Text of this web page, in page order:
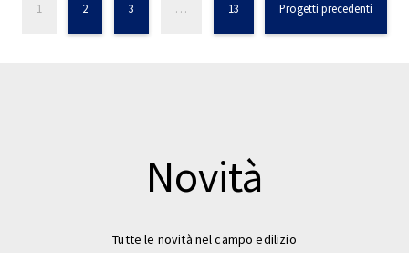
1 2 3 … 13 Progetti precedenti
Novità
Tutte le novità nel campo edilizio